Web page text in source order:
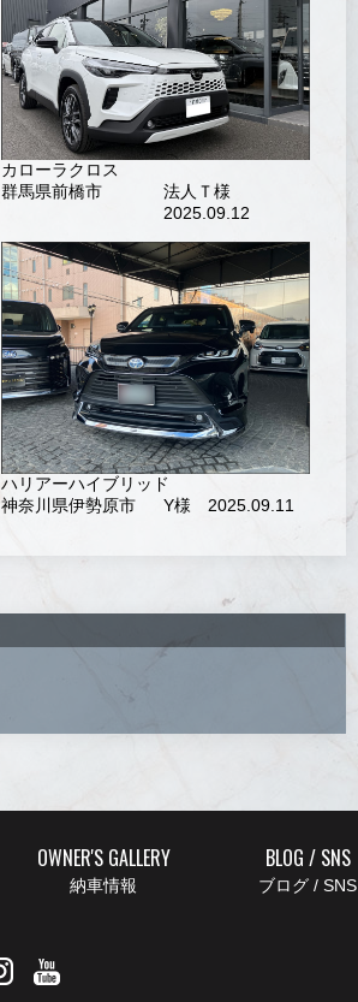
カローラクロス
群馬県前橋市
法人Ｔ様
2025.09.12
ハリアーハイブリッド
神奈川県伊勢原市
Y様 2025.09.11
OWNER'S GALLERY
納車情報
BLOG / SNS
ブログ / SNS